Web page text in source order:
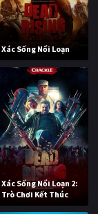
Xác Sống Nổi Loạn
Xác Sống Nổi Loạn 2:
Trò Chơi Kết Thúc